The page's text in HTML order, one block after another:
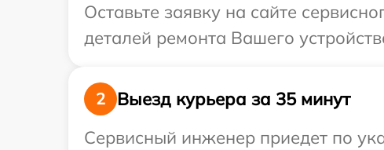
Оставьте заявку на сайте
деталей ремонта Вашего
2
Выезд курьера за 35 минут
Сервисный инженер приедет по